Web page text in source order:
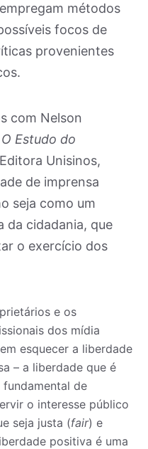
métodos
focos de
provenientes
com Nelson
O Estudo do
Unisinos,
de imprensa
seja como um
da cidadania, que
o exercício dos
e os
dos mídia
esquecer a liberdade
– a liberdade que é
de
o interesse público
seja justa (fair) e
positiva é uma